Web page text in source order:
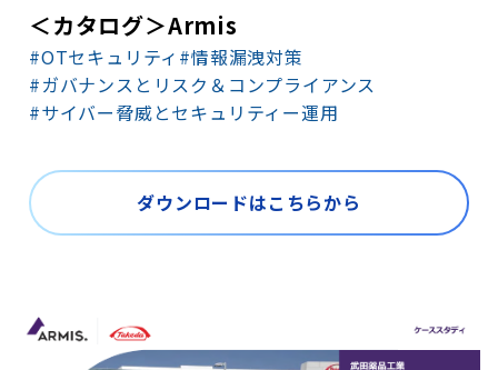
＜カタログ＞Armis
#OTセキュリティ #情報漏洩対策
#ガバナンスとリスク＆コンプライアンス
#サイバー脅威とセキュリティー運用
ダウンロードはこちらから